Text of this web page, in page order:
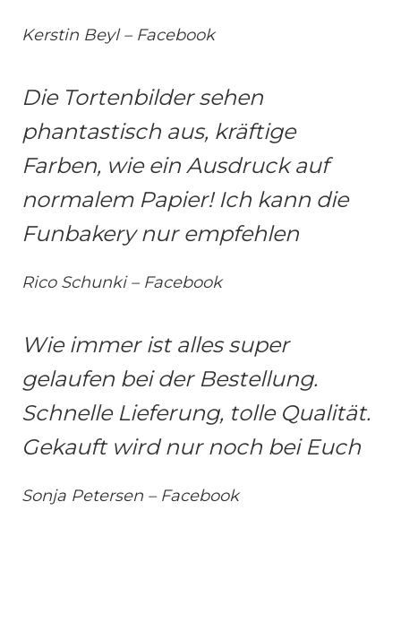
Kerstin Beyl – Facebook
Die Tortenbilder sehen
phantastisch aus, kräftige
Farben, wie ein Ausdruck auf
normalem Papier! Ich kann die
Funbakery nur empfehlen
Rico Schunki – Facebook
Wie immer ist alles super
gelaufen bei der Bestellung.
Schnelle Lieferung, tolle Qualität.
Gekauft wird nur noch bei Euch
Sonja Petersen – Facebook